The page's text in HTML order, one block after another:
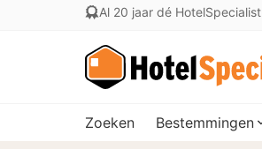
Al 20 jaar dé HotelSpecialist
Zoeken Bestemmingen